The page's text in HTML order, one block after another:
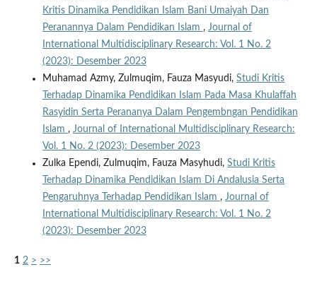
Kritis Dinamika Pendidikan Islam Bani Umaiyah Dan
Peranannya Dalam Pendidikan Islam , Journal of
International Multidisciplinary Research: Vol. 1 No. 2
(2023): Desember 2023
Muhamad Azmy, Zulmuqim, Fauza Masyudi, Studi Kritis
Terhadap Dinamika Pendidikan Islam Pada Masa Khulaffah
Rasyidin Serta Perananya Dalam Pengembngan Pendidikan
Islam , Journal of International Multidisciplinary Research:
Vol. 1 No. 2 (2023): Desember 2023
Zulka Ependi, Zulmuqim, Fauza Masyhudi, Studi Kritis
Terhadap Dinamika Pendidikan Islam Di Andalusia Serta
Pengaruhnya Terhadap Pendidikan Islam , Journal of
International Multidisciplinary Research: Vol. 1 No. 2
(2023): Desember 2023
1 2 > >>